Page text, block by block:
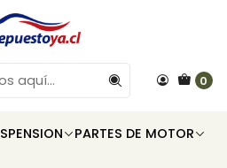
0
PARTES DE MOTOR